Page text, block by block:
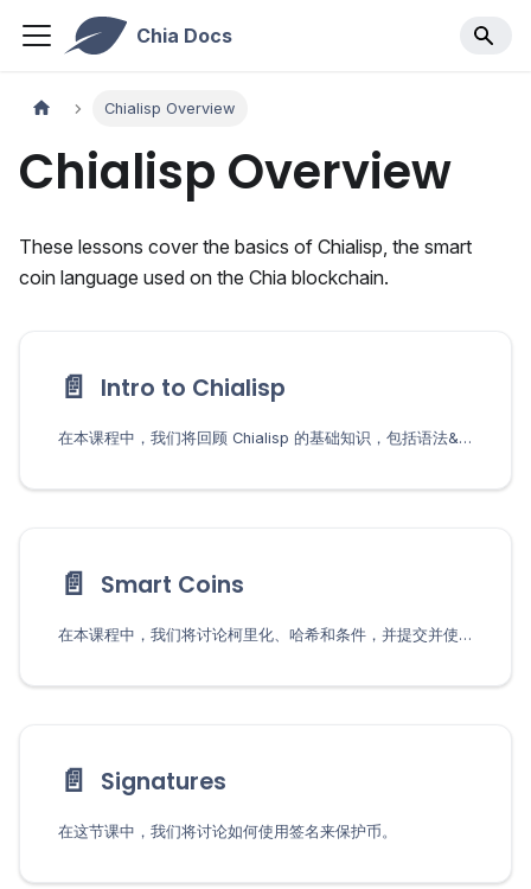
Chia Docs
Chialisp Overview
Chialisp Overview
These lessons cover the basics of Chialisp, the smart
coin language used on the Chia blockchain.
📄️ Intro to Chialisp
在本课程中，我们将回顾 Chialisp 的基础知识，包括语法& 结构、不等式和 if 语句，以及设置开发环境。
📄️ Smart Coins
在本课程中，我们将讨论柯里化、哈希和条件，并提交并使用我们的第一个 Chia 智能硬币。
📄️ Signatures
在这节课中，我们将讨论如何使用签名来保护币。